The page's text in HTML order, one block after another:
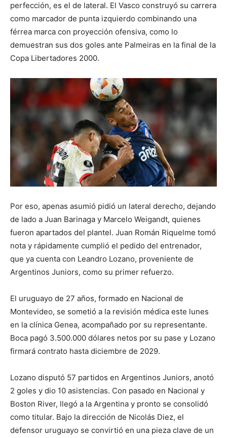
perfección, es el de lateral. El Vasco construyó su carrera
como marcador de punta izquierdo combinando una
férrea marca con proyección ofensiva, como lo
demuestran sus dos goles ante Palmeiras en la final de la
Copa Libertadores 2000.
Por eso, apenas asumió pidió un lateral derecho, dejando
de lado a Juan Barinaga y Marcelo Weigandt, quienes
fueron apartados del plantel. Juan Román Riquelme tomó
nota y rápidamente cumplió el pedido del entrenador,
que ya cuenta con Leandro Lozano, proveniente de
Argentinos Juniors, como su primer refuerzo.
El uruguayo de 27 años, formado en Nacional de
Montevideo, se sometió a la revisión médica este lunes
en la clínica Genea, acompañado por su representante.
Boca pagó 3.500.000 dólares netos por su pase y Lozano
firmará contrato hasta diciembre de 2029.
Lozano disputó 57 partidos en Argentinos Juniors, anotó
2 goles y dio 10 asistencias. Con pasado en Nacional y
Boston River, llegó a la Argentina y pronto se consolidó
como titular. Bajo la dirección de Nicolás Diez, el
defensor uruguayo se convirtió en una pieza clave de un